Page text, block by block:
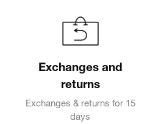
Exchanges and
returns
Exchanges & returns for 15
days